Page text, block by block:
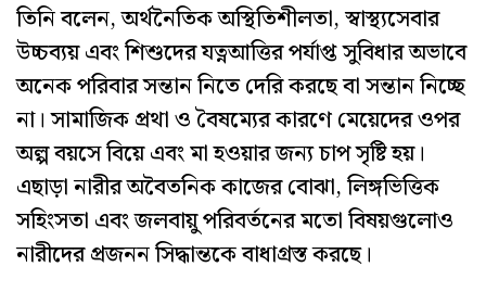
তিনি বলেন, অর্থনৈতিক অস্থিতিশীলতা, স্বাস্থ্যসেবার
উচ্চব্যয় এবং শিশুদের যত্নআত্তির পর্যাপ্ত সুবিধার অভাবে
অনেক পরিবার সন্তান নিতে দেরি করছে বা সন্তান নিচ্ছে
না। সামাজিক প্রথা ও বৈষম্যের কারণে মেয়েদের ওপর
অল্প বয়সে বিয়ে এবং মা হওয়ার জন্য চাপ সৃষ্টি হয়।
এছাড়া নারীর অবৈতনিক কাজের বোঝা, লিঙ্গভিত্তিক
সহিংসতা এবং জলবায়ু পরিবর্তনের মতো বিষয়গুলোও
নারীদের প্রজনন সিদ্ধান্তকে বাধাগ্রস্ত করছে।